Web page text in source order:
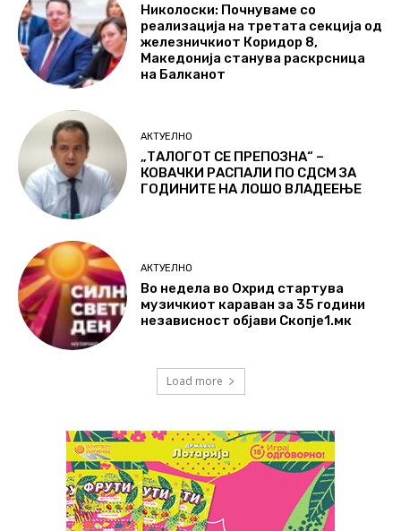
Николоски: Почнуваме со
реализација на третата секција од
железничкиот Коридор 8,
Македонија станува раскрсница
на Балканот
АКТУЕЛНО
„ТАЛОГОТ СЕ ПРЕПОЗНА“ –
КОВАЧКИ РАСПАЛИ ПО СДСМ ЗА
ГОДИНИТЕ НА ЛОШО ВЛАДЕЕЊЕ
АКТУЕЛНО
Во недела во Охрид стартува
музичкиот караван за 35 години
независност објави Скопје1.мк
Load more